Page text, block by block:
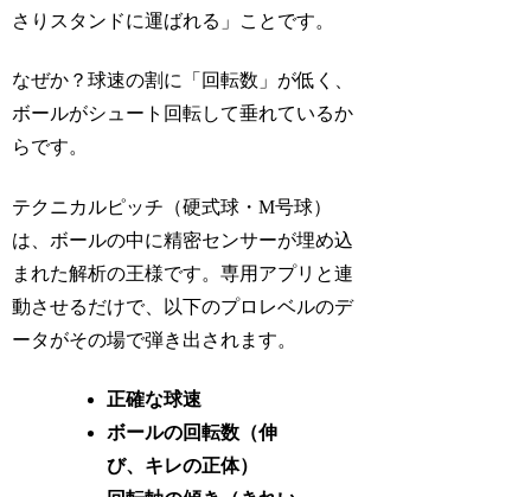
さりスタンドに運ばれる」ことです。
なぜか？球速の割に「回転数」が低く、
ボールがシュート回転して垂れているか
らです。
テクニカルピッチ（硬式球・M号球）
は、ボールの中に精密センサーが埋め込
まれた解析の王様です。専用アプリと連
動させるだけで、以下のプロレベルのデ
ータがその場で弾き出されます。
正確な球速
ボールの回転数（伸
び、キレの正体）